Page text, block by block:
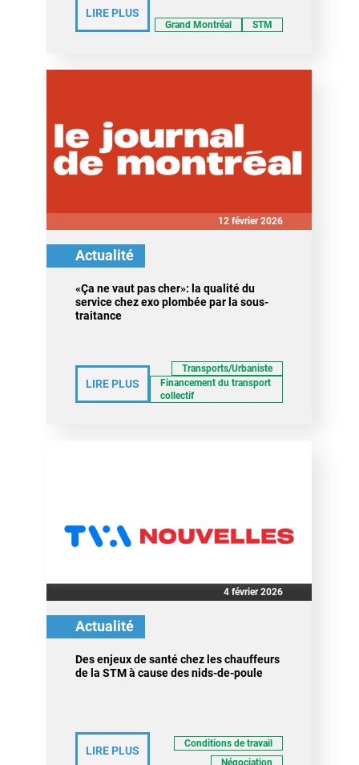
LIRE PLUS
Grand Montréal STM
12 février 2026
Actualité
«Ça ne vaut pas cher»: la qualité du
service chez exo plombée par la sous-
traitance
LIRE PLUS
Transports/Urbaniste
Financement du transport
collectif
4 février 2026
Actualité
Des enjeux de santé chez les chauffeurs
de la STM à cause des nids-de-poule
LIRE PLUS
Conditions de travail
Négociation